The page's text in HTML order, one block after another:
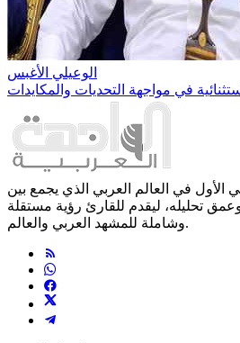
الوعيلي الأغبس
في مواجهة التحديات والمكايدات
الأول في العالم العربي الذي يجمع بين
تحليله، ليقدم للقارئ رؤية مستقلة
وشاملة للمشهد العربي والعالم.